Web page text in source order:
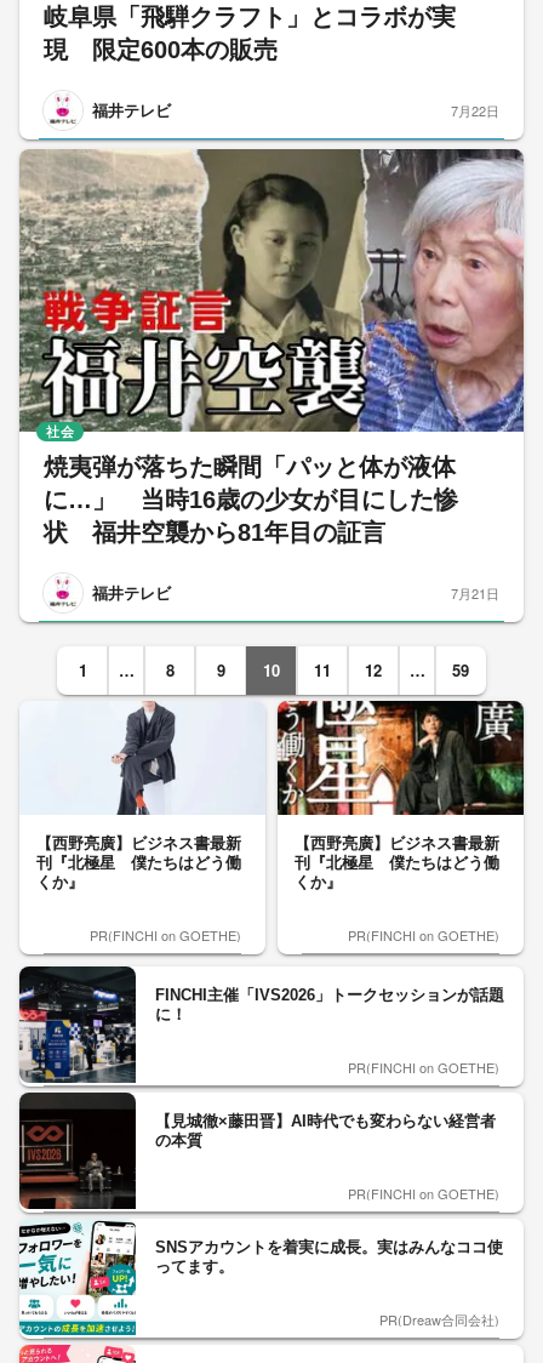
岐阜県「飛騨クラフト」とコラボが実
現 限定600本の販売
福井テレビ 7月22日
焼夷弾が落ちた瞬間「パッと体が液体
に…」 当時16歳の少女が目にした惨
状 福井空襲から81年目の証言
福井テレビ
社会
7月21日
1 … 8 9 10 11 12 … 59
【西野亮廣】ビジネス書最新
刊『北極星 僕たちはどう働
くか』
PR(FINCHI on GOETHE)
【西野亮廣】ビジネス書最新
刊『北極星 僕たちはどう働
くか』
PR(FINCHI on GOETHE)
FINCHI主催「IVS2026」トークセッションが話題
に！
PR(FINCHI on GOETHE)
【見城徹×藤田晋】AI時代でも変わらない経営者
の本質
PR(FINCHI on GOETHE)
SNSアカウントを着実に成長。実はみんなココ使
ってます。
PR(Dreaw合同会社)